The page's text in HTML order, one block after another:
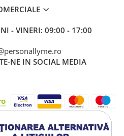
- VINERI: 09:00 - 17:00
NE IN SOCIAL MEDIA